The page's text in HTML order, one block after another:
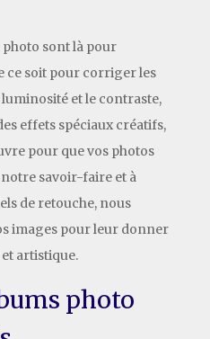
sont là pour
ce soit pour corriger les
et le contraste,
effets spéciaux créatifs,
pour que vos photos
savoir-faire et à
de retouche, nous
images pour leur donner
artistique.
photo